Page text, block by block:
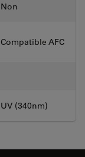
Non
Compatible AFC
UV (340nm)